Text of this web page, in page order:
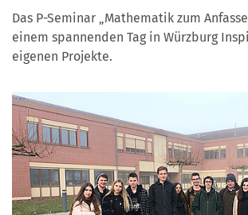
Das P-Seminar „Mathematik zum
einem spannenden Tag in Würzburg
eigenen Projekte.